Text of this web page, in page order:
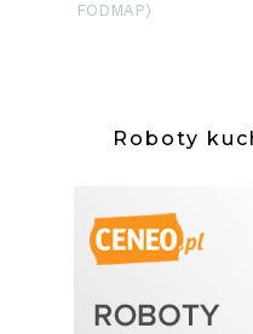
FODMAP)
Roboty